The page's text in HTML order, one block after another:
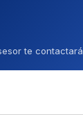
te contactará